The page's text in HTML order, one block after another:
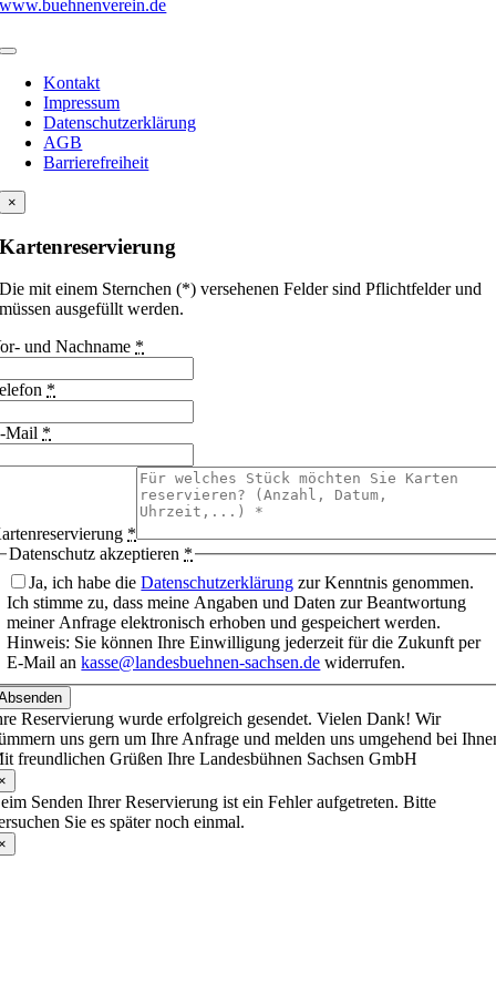
Kontakt
Impressum
Datenschutzerklärung
AGB
Barrierefreiheit
×
Kartenreservierung
Die mit einem Sternchen (*) versehenen Felder sind Pflichtfelder und
müssen ausgefüllt werden.
und Nachname *
*
Mail *
*
Datenschutz akzeptieren *
Ja, ich habe dieDatenschutzerklärung zur Kenntnis genommen.
Ich stimme zu, dass meine Angaben und Daten zur Beantwortung
meiner Anfrage elektronisch erhoben und gespeichert werden.
Hinweis: Sie können Ihre Einwilligung jederzeit für die Zukunft per
E-Mail ankasse@landesbuehnen-sachsen.de widerrufen.
Reservierung wurde erfolgreich gesendet. Vielen Dank! Wir
uns gern um Ihre Anfrage und melden uns umgehend bei
freundlichen Grüßen Ihre Landesbühnen Sachsen GmbH
Senden Ihrer Reservierung ist ein Fehler aufgetreten. Bitte
Sie es später noch einmal.